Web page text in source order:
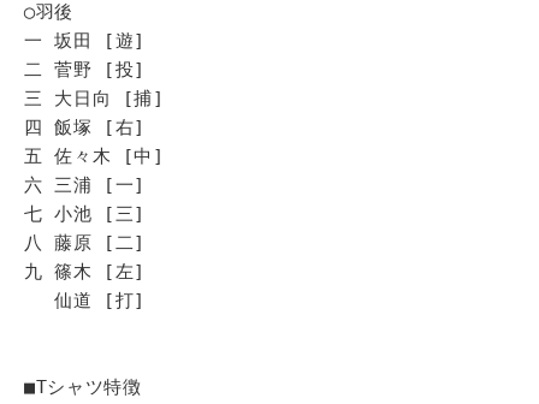
◯羽後
一 坂田 [遊]
二 菅野 [投]
三 大日向 [捕]
四 飯塚 [右]
五 佐々木 [中]
六 三浦 [一]
七 小池 [三]
八 藤原 [二]
九 篠木 [左]
仙道 [打]
■Tシャツ特徴